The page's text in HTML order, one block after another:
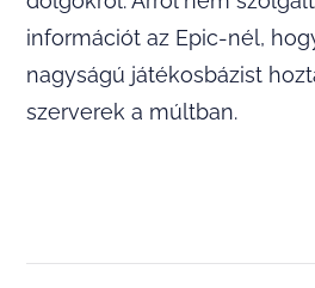
információt az Epic-nél,
nagyságú játékosbázist
szerverek a múltban.